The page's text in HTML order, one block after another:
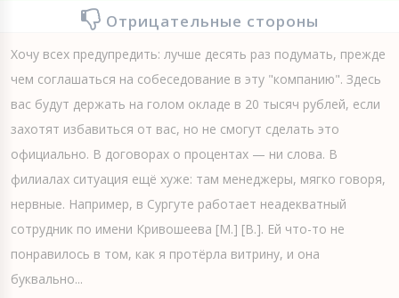
Отрицательные стороны
Хочу всех предупредить: лучше десять раз подумать, прежде
чем соглашаться на собеседование в эту "компанию". Здесь
вас будут держать на голом окладе в 20 тысяч рублей, если
захотят избавиться от вас, но не смогут сделать это
официально. В договорах о процентах — ни слова. В
филиалах ситуация ещё хуже: там менеджеры, мягко говоря,
нервные. Например, в Сургуте работает неадекватный
сотрудник по имени Кривошеева [М.] [В.]. Ей что-то не
понравилось в том, как я протёрла витрину, и она
буквально...